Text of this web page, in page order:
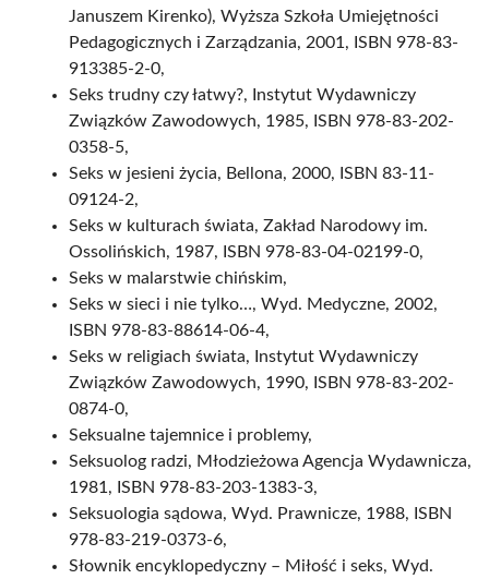
Januszem Kirenko), Wyższa Szkoła Umiejętności
Pedagogicznych i Zarządzania, 2001, ISBN 978-83-
913385-2-0,
Seks trudny czy łatwy?, Instytut Wydawniczy
Związków Zawodowych, 1985, ISBN 978-83-202-
0358-5,
Seks w jesieni życia, Bellona, 2000, ISBN 83-11-
09124-2,
Seks w kulturach świata, Zakład Narodowy im.
Ossolińskich, 1987, ISBN 978-83-04-02199-0,
Seks w malarstwie chińskim,
Seks w sieci i nie tylko…, Wyd. Medyczne, 2002,
ISBN 978-83-88614-06-4,
Seks w religiach świata, Instytut Wydawniczy
Związków Zawodowych, 1990, ISBN 978-83-202-
0874-0,
Seksualne tajemnice i problemy,
Seksuolog radzi, Młodzieżowa Agencja Wydawnicza,
1981, ISBN 978-83-203-1383-3,
Seksuologia sądowa, Wyd. Prawnicze, 1988, ISBN
978-83-219-0373-6,
Słownik encyklopedyczny – Miłość i seks, Wyd.